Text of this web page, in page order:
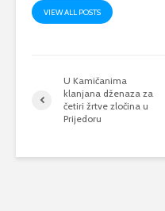
VIEW ALL POSTS
U Kamičanima
klanjana dženaza za
četiri žrtve zločina u
Prijedoru